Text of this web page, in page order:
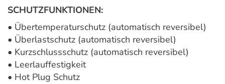
SCHUTZFUNKTIONEN:
• Übertemperaturschutz (automatisch reversibel)
• Überlastschutz (automatisch reversibel)
• Kurzschlussschutz (automatisch reversibel)
• Leerlauffestigkeit
• Hot Plug Schutz